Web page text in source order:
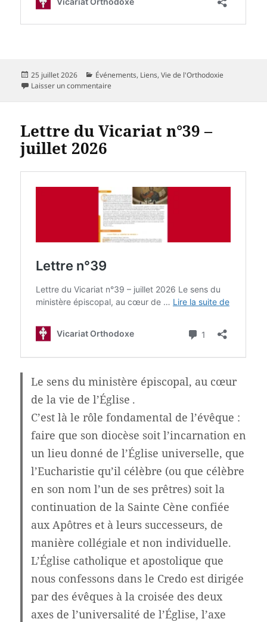
Publié
le
25 juillet 2026 Catégories
Événements, Liens,Vie de l'Orthodoxie
Laisser un commentairesur Rencontre de la Fraternité de l’Ouest les
Lettre du Vicariat n°39 –
juillet 2026
Le sens du ministère épiscopal, au cœur
de la vie de l’Église .
C’est là le rôle fondamental de l’évêque :
faire que son diocèse soit l’incarnation en
un lieu donné de l’Église universelle, que
l’Eucharistie qu’il célèbre (ou que célèbre
en son nom l’un de ses prêtres) soit la
continuation de la Sainte Cène confiée
aux Apôtres et à leurs successeurs, de
manière collégiale et non individuelle.
L’Église catholique et apostolique que
nous confessons dans le Credo est dirigée
par des évêques à la croisée des deux
axes de l’universalité de l’Église, l’axe